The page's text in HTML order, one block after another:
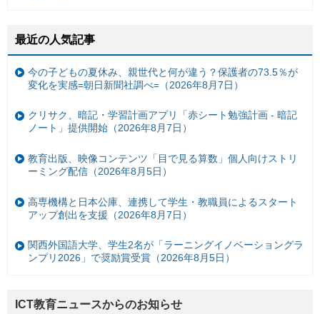
最近の人気記事
今の子どもの夏休み、親世代と何が違う？保護者の73.5％が
変化を実感=朝日新聞社調べ=（2026年8月7日）
クリサク、暗記・学習計画アプリ「赤シート勉強計画 - 暗記
ノート」提供開始（2026年8月7日）
教育出版、映像コンテンツ「目で見る算数」個人向けストリ
ーミング配信（2026年8月5日）
高専機構と日本公庫、連携して学生・教職員によるスタート
アップ創出を支援（2026年8月7日）
関西外国語大学、学生2名が「ラーニングイノベーショングラ
ンプリ2026」で奨励賞受賞（2026年8月5日）
ICT教育ニュースからのお知らせ